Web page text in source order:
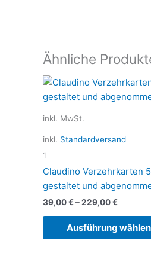
Ähnliche
inkl. MwSt.
inkl. Standardversand
1
Claudino Verzehrkarten
gestaltet und
39,00€–229,00€
Ausführung wählen